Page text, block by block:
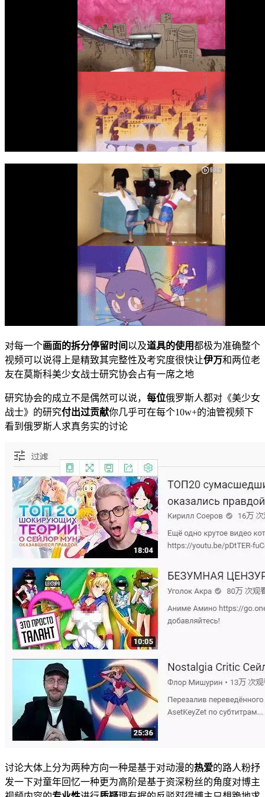
对每一个画面的拆分停留时间 以及道具的使用都极为准确整个
视频可以说得上是精致其完整性及考究度很快让伊万和两位老
友在莫斯科美少女战士研究协会占有一席之地
研究协会的成立不是偶然可以说， 每位俄罗斯人都对《美少女
战士》的研究付出过贡献你几乎可在每个10w+的油管视频下
看到俄罗斯人求真务实的讨论
讨论大体上分为两种方向一种是基于对动漫的热爱的路人粉抒
发一下对童年回忆一种更为高阶是基于资深粉丝的角度对博主